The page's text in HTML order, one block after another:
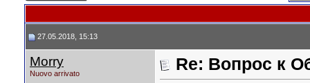
27.05.2018, 15:13
Morry
Nuovo arrivato
Re: Вопрос к